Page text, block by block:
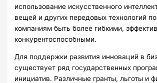
использование искусственного
вещей и других передовых технологий
компаниям быть более гибкими,
конкурентоспособными.
Для поддержки развития инноваций в
существует ряд государственных
инициатив. Различные гранты, льготы и